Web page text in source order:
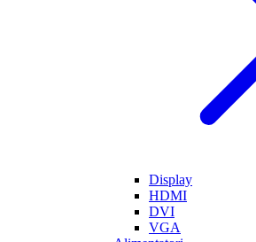
Display
HDMI
DVI
VGA